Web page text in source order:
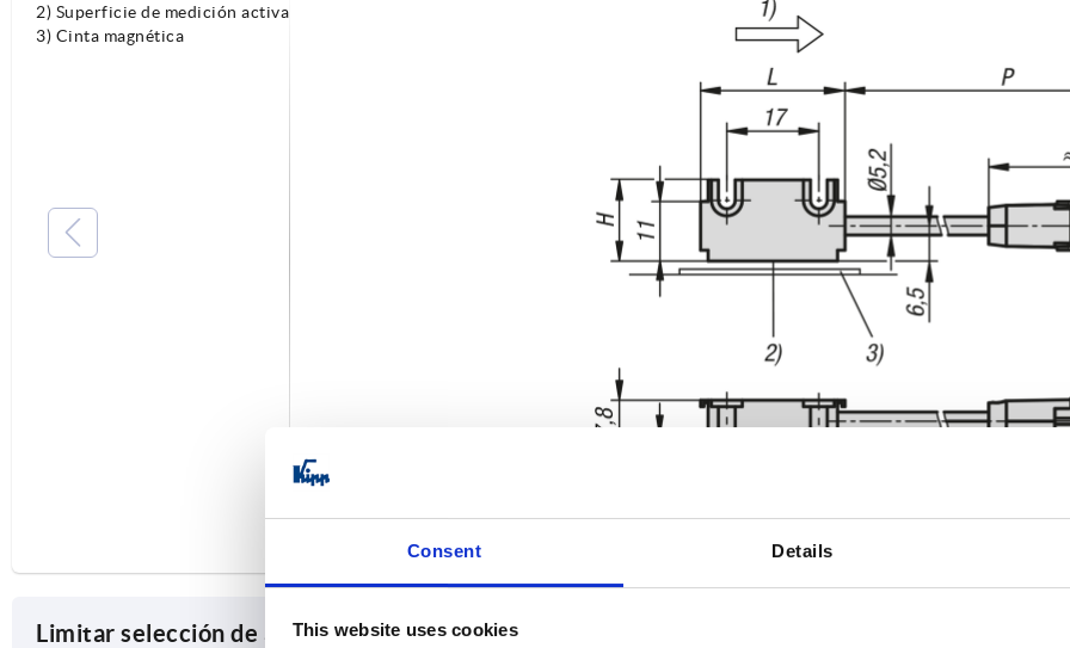
Consent Details
This website uses cookies
2) Superficie de medición activa
3) Cinta magnética
Limitar selección de artículos